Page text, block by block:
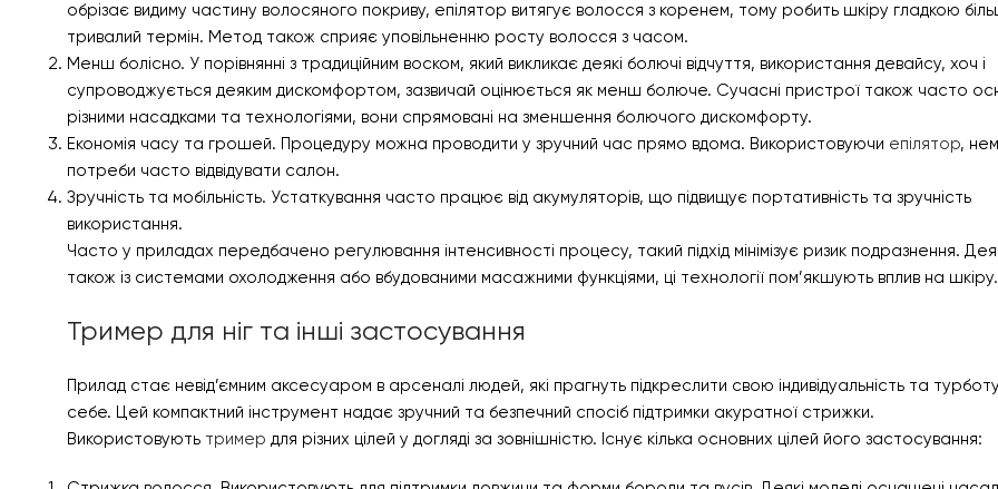
обрізає видиму частину волосяного покриву, епілятор витягує волосся з коренем, тому робить шкіру гладкою
тривалий термін. Метод також сприяє уповільненню росту волосся з часом.
Менш болісно. У порівнянні з традиційним воском, який викликає деякі болючі відчуття, використання девайсу, хоч і
супроводжується деяким дискомфортом, зазвичай оцінюється як менш болюче. Сучасні пристрої також часто
різними насадками та технологіями, вони спрямовані на зменшення болючого дискомфорту.
Економія часу та грошей. Процедуру можна проводити у зручний час прямо вдома. Використовуючи епілятор,
потреби часто відвідувати салон.
Зручність та мобільність. Устаткування часто працює від акумуляторів, що підвищує портативність та зручність
використання.
Часто у приладах передбачено регулювання інтенсивності процесу, такий підхід мінімізує ризик подразнення.
також із системами охолодження або вбудованими масажними функціями, ці технології пом’якшують вплив на шкіру.
Тример для ніг та інші застосування
Прилад стає невід’ємним аксесуаром в арсеналі людей, які прагнуть підкреслити свою індивідуальність та
себе. Цей компактний інструмент надає зручний та безпечний спосіб підтримки акуратної стрижки.
Використовують тример для різних цілей у догляді за зовнішністю. Існує кілька основних цілей його застосування: